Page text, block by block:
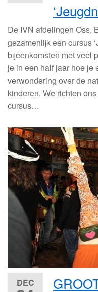
De IVN afdelingen Oss,
gezamenlijk een cursus
bijeenkomsten met veel
je in een half jaar hoe je
verwondering over de
kinderen. We richten
cursus…
DEC